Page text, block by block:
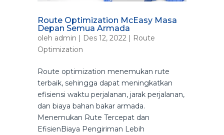
Route Optimization McEasy Masa
Depan Semua Armada
oleh admin | Des 12, 2022| Route
Optimization
Route optimization menemukan rute
terbaik, sehingga dapat meningkatkan
efisiensi waktu perjalanan, jarak perjalanan,
dan biaya bahan bakar armada.
Menemukan Rute Tercepat dan
EfisienBiaya Pengiriman Lebih